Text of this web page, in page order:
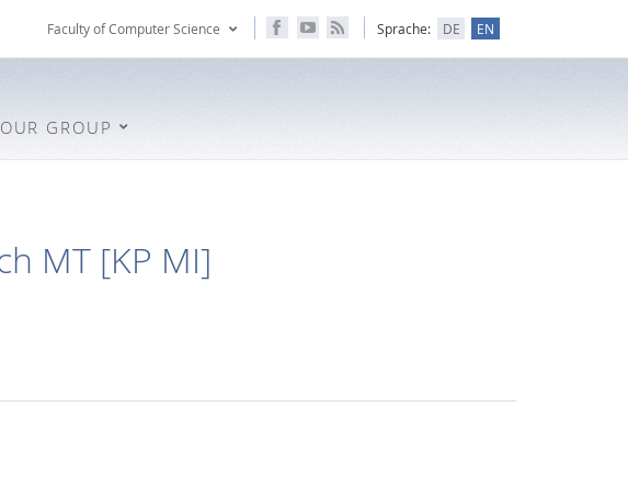
Faculty of Computer Science Sprache: DE EN
OUR GROUP
MT [KP MI]